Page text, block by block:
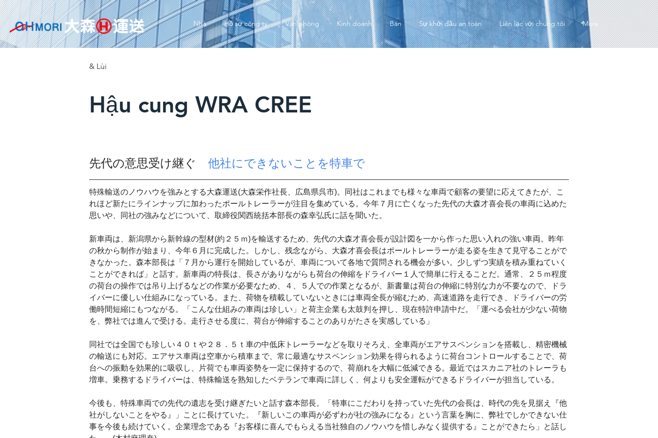
Nhà Hồ sơ công ty Văn phòng Kinh doanh Bán Sự khởi đầu an toàn Liên lạc với chúng tôi More
& Lùi
Hậu cung WRA CREE
先代の意思受け継ぐ 他社にできないことを特車で
特殊輸送のノウハウを強みとする大森運送(大森栄作社長、広島県呉市)。同社はこれまでも様々な車両で顧客の要望に応えてきたが、こ
れほど新たにラインナップに加わったポールトレーラーが注目を集めている。今年７月に亡くなった先代の大森才喜会長の車両に込めた
思いや、同社の強みなどについて、取締役関西統括本部長の森幸弘氏に話を聞いた。
新車両は、新潟県から新幹線の型材(約２５ｍ)を輸送するため、先代の大森才喜会長が設計図を一から作った思い入れの強い車両。昨年
の秋から制作が始まり、今年６月に完成した。しかし、残念ながら、大森才喜会長はポールトレーラーが走る姿を生きて見守ることがで
きなかった。森本部長は「７月から運行を開始しているが、車両について各地で質問される機会が多い。少しずつ実績を積み重ねていく
ことができれば」と話す。新車両の特長は、長さがありながらも荷台の伸縮をドライバー１人で簡単に行えることだ。通常、２５ｍ程度
の荷台の操作では吊り上げるなどの作業が必要なため、４、５人での作業となるが、新書量は荷台の伸縮に特別な力が不要なので、ドラ
イバーに優しい仕組みになっている。また、荷物を積載していないときには車両全長が縮むため、高速道路を走行でき、ドライバーの労
働時間短縮にもつながる。「こんな仕組みの車両は珍しい」と荷主企業も太鼓判を押し、現在特許申請中だ。「運べる会社が少ない荷物
を、弊社では進んで受ける。走行させる度に、荷台が伸縮することのありがたさを実感している」
同社では全国でも珍しい４０ｔや２８．５ｔ車の中低床トレーラーなどを取りそろえ、全車両がエアサスペンションを搭載し、精密機械
の輸送にも対応。エアサス車両は空車から積車まで、常に最適なサスペンション効果を得られるように荷台コントロールすることで、荷
台への振動を効果的に吸収し、片荷でも車両姿勢を一定に保持するので、荷崩れを大幅に低減できる。最近ではスカニア社のトレーラも
増車。乗務するドライバーは、特殊輸送を熟知したベテランで車両に詳しく、何よりも安全運転ができるドライバーが担当している。
今後も、特殊車両での先代の遺志を受け継ぎたいと話す森本部長。「特車にこだわりを持っていた先代の会長は、時代の先を見据え『他
社がしないことをやる』」ことに長けていた。『新しいこの車両が必ずわが社の強みになる』という言葉を胸に、弊社でしかできない仕
事を今後も続けていく。企業理念である『お客様に喜んでもらえる当社独自のノウハウを惜しみなく提供する』ことができたら」と話し